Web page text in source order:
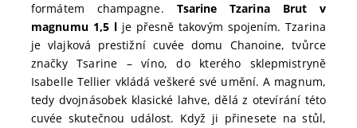
formátem champagne. Tsarine Tzarina Brut v
magnumu 1,5 lje přesně takovým spojením. Tzarina
je vlajková prestižní cuvée domu Chanoine, tvůrce
značky Tsarine – víno, do kterého sklepmistryně
Isabelle Tellier vkládá veškeré své umění. A magnum,
tedy dvojnásobek klasické lahve, dělá z otevírání této
cuvée skutečnou událost. Když ji přinesete na stůl,